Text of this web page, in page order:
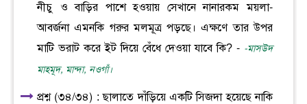
নীচু ও বাড়ির পাশে হওয়ায় সেখানে নানারকম ময়লা-
আবর্জনা এমনকি গরুর মলমূত্র পড়ছে। এক্ষণে তার উপর
মাটি ভরাট করে ইট দিয়ে বেঁধে দেওয়া যাবে কি? - -মাসউদ
মাহমূদ, মান্দা, নওগাঁ।
প্রশ্ন (৩৪/৩৪) : ছালাতে দাঁড়িয়ে একটি সিজদা হয়েছে নাকি